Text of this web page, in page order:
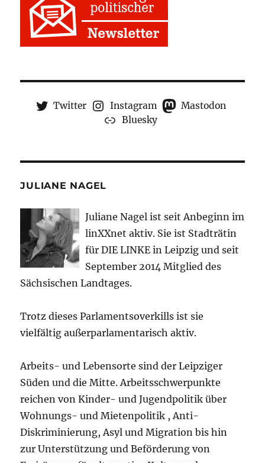
Twitter Instagram
Mastodon
Bluesky
JULIANE NAGEL
Juliane Nagel ist seitAnbeginn im
linXXnet aktiv. Sie ist Stadträtin
für DIE LINKE in Leipzig und seit
September 2014 Mitglied des
Sächsischen Landtages.
Trotz dieses Parlamentsoverkills ist sie
vielfältig außerparlamentarisch aktiv.
Arbeits- und Lebensorte sind der Leipziger
Süden und die Mitte. Arbeitsschwerpunkte
reichen von Kinder- und Jugendpolitik über
Wohnungs- und Mietenpolitik , Anti-
Diskriminierung, Asyl und Migration bis hin
zur Unterstützung und Beförderung von